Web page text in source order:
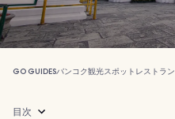
GO GUIDESバンコク観光スポット レストラン
目次